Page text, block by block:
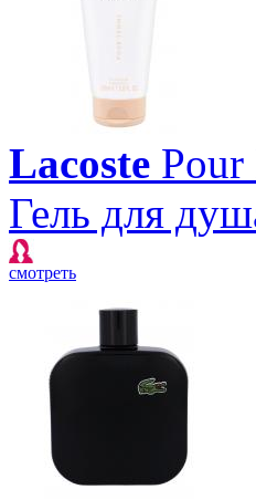
Lacoste Pour
Гель для
смотреть